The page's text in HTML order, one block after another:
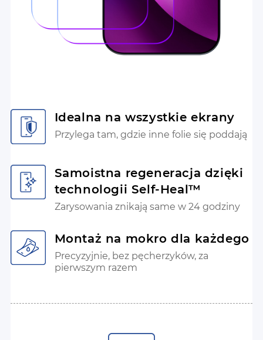
Idealna na wszystkie ekrany
Przylega tam, gdzie inne folie się poddają
Samoistna regeneracja dzięki
technologii Self-Heal™
Zarysowania znikają same w 24 godziny
Montaż na mokro dla każdego
Precyzyjnie, bez pęcherzyków, za
pierwszym razem